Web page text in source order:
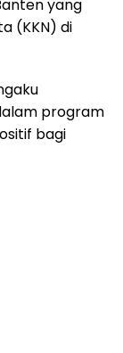
yang
(KKN) di
program
bagi